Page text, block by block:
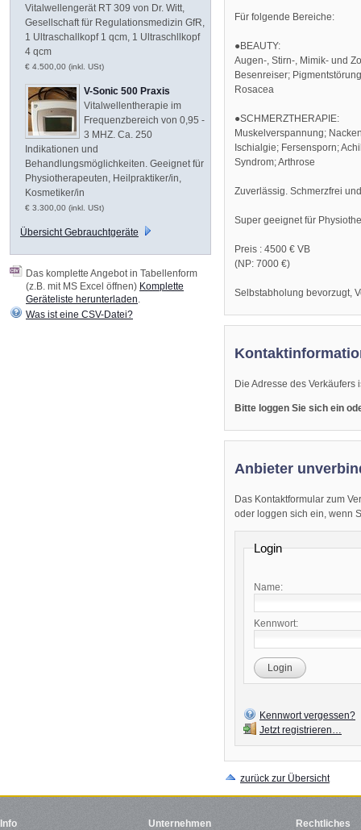
Für folgende Bereiche:
●BEAUTY:
Augen-, Stirn-, Mimik- und
Besenreiser;
Rosacea
●SCHMERZTHERAPIE:
Muskelverspannung;
Ischialgie; Fersensporn;
Syndrom; Arthrose
Zuverlässig. Schmerzfrei
Super geeignet für
Preis : 4500 € VB
(NP: 7000 €)
Selbstabholung bevorzugt,
Die Adresse des
Bitte loggen Sie sich ein
Anbieter
Das Kontaktformular zum
oder loggen sich ein, wenn
Login
Name:
Kennwort:
Login
Kennwort vergessen?
Jetzt registrieren…
zurück zur Übersicht
Vitalwellengerät RT 309 von Dr. Witt,
Gesellschaft für Regulationsmedizin GfR,
1 Ultraschallkopf 1 qcm, 1 Ultraschllkopf
4 qcm
€ 4.500,00 (inkl. USt)
V-Sonic 500 Praxis
Vitalwellentherapie im
Frequenzbereich von 0,95 -
3 MHZ. Ca. 250
Indikationen und
Behandlungsmöglichkeiten. Geeignet für
Physiotherapeuten, Heilpraktiker/in,
Kosmetiker/in
€ 3.300,00 (inkl. USt)
Übersicht Gebrauchtgeräte
Das komplette Angebot in Tabellenform
(z.B. mit MS Excel öffnen) Komplette
Geräteliste herunterladen
Was ist eine CSV-Datei?
Info
Unternehmen
Rechtliches